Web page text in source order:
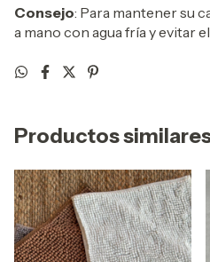
Consejo: Para mantener su
a mano con agua fría y evitar
Productos